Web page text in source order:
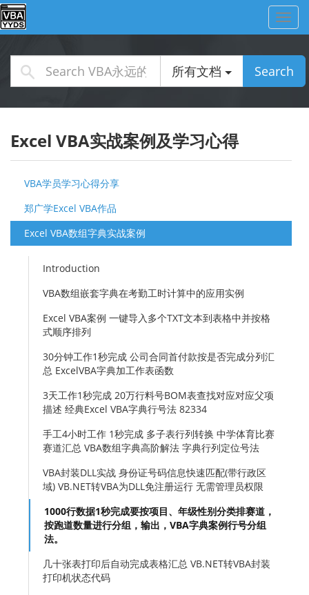
所有文档 Search
Excel VBA实战案例及学习心得
VBA学员学习心得分享
郑广学Excel VBA作品
Excel VBA数组字典实战案例
Introduction
VBA数组嵌套字典在考勤工时计算中的应用实例
Excel VBA案例 一键导入多个TXT文本到表格中并按格
式顺序排列
30分钟工作1秒完成 公司合同首付款按是否完成分列汇
总 ExcelVBA字典加工作表函数
3天工作1秒完成 20万行料号BOM表查找对应对应父项
描述 经典Excel VBA字典行号法 82334
手工4小时工作 1秒完成 多子表行列转换 中学体育比赛
赛道汇总 VBA数组字典高阶解法 字典行列定位号法
VBA封装DLL实战 身份证号码信息快速匹配(带行政区
域) VB.NET转VBA为DLL免注册运行 无需管理员权限
1000行数据1秒完成要按项目、年级性别分类排赛道，
按跑道数量进行分组，输出，VBA字典案例行号分组
法。
几十张表打印后自动完成表格汇总 VB.NET转VBA封装
打印机状态代码